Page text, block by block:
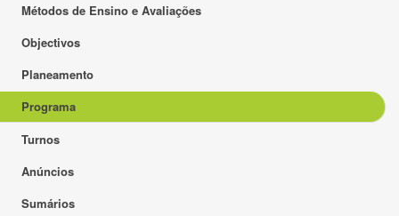
Métodos de Ensino e Avaliações
Objectivos
Planeamento
Programa
Turnos
Anúncios
Sumários